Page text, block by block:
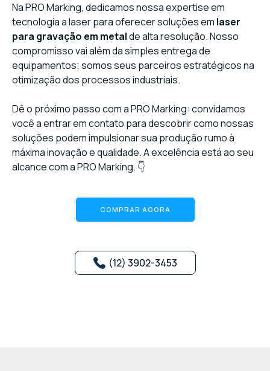
Na PRO Marking, dedicamos nossa expertise em
tecnologia a laser para oferecer soluções em laser
para gravação em metalde alta resolução. Nosso
compromisso vai além da simples entrega de
equipamentos; somos seus parceiros estratégicos na
otimização dos processos industriais.
Dê o próximo passo com a PRO Marking: convidamos
você a entrar em contato para descobrir como nossas
soluções podem impulsionar sua produção rumo à
máxima inovação e qualidade. A excelência está ao seu
alcance com a PRO Marking. 👇
COMPRAR AGORA
(12) 3902-3453